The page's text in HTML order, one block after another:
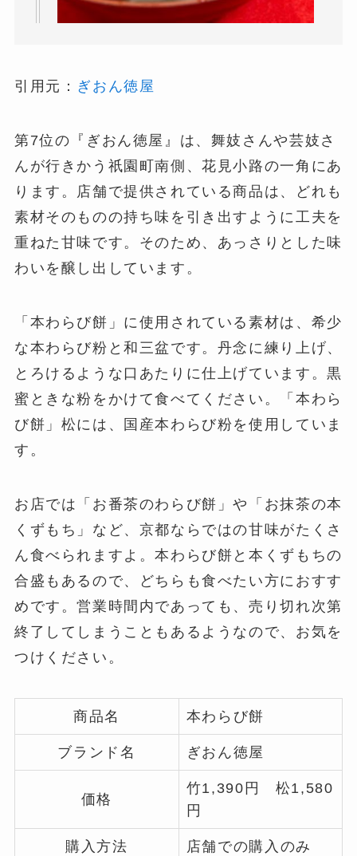
引用元： ぎおん徳屋
第7位の『ぎおん徳屋』は、舞妓さんや芸妓さ
んが行きかう祇園町南側、花見小路の一角にあ
ります。店舗で提供されている商品は、どれも
素材そのものの持ち味を引き出すように工夫を
重ねた甘味です。そのため、あっさりとした味
わいを醸し出しています。
「本わらび餅」に使用されている素材は、希少
な本わらび粉と和三盆です。丹念に練り上げ、
とろけるような口あたりに仕上げています。黒
蜜ときな粉をかけて食べてください。「本わら
び餅」松には、国産本わらび粉を使用していま
す。
お店では「お番茶のわらび餅」や「お抹茶の本
くずもち」など、京都ならではの甘味がたくさ
ん食べられますよ。本わらび餅と本くずもちの
合盛もあるので、どちらも食べたい方におすす
めです。営業時間内であっても、売り切れ次第
終了してしまうこともあるようなので、お気を
つけください。
商品名 本わらび餅
ブランド名 ぎおん徳屋
価格
竹1,390円 松1,580
円
購入方法 店舗での購入のみ